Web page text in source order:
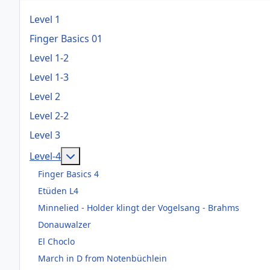
Level 1
Finger Basics 01
Level 1-2
Level 1-3
Level 2
Level 2-2
Level 3
Level-4
Finger Basics 4
Etüden L4
Minnelied - Holder klingt der Vogelsang - Brahms
Donauwalzer
El Choclo
March in D from Notenbüchlein